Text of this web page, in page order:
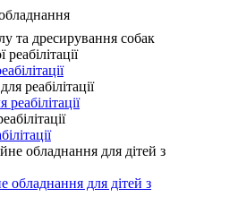
та дресирування собак
обладнання для дітей з